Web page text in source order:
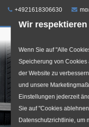
Wir
Wenn Sie auf "Alle
Speicherung von Cookies
der Website zu
und unsere
Einstellungen jederzeit
Sie auf "Cookies
Datenschutzrichtlinie, um
Direkt
zum
Inhalt
Telefon:
+4921618306630 E-